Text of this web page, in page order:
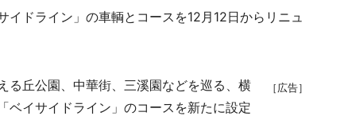
ドライン」の車輌とコースを12月12日からリニュ
［広告］
丘公園、中華街、三溪園などを巡る、横
ベイサイドライン」のコースを新たに設定